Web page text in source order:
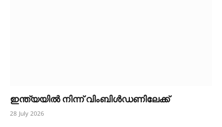
ഇന്ത്യയിൽ നിന്ന് വിംബിൾഡണിലേക്ക്
28 July 2026